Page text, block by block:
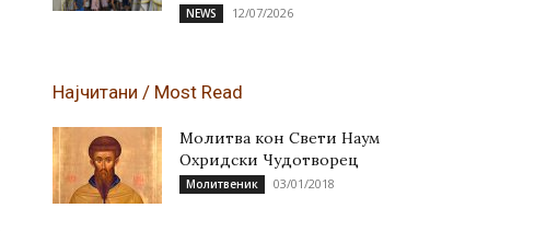
NEWS 12/07/2026
Најчитани / Most Read
Молитва кон Свети Наум
Охридски Чудотворец
Молитвеник 03/01/2018